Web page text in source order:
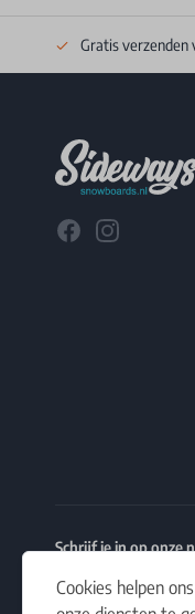
Cookies helpen
Gratis verzenden
FacebookInstagram
Schrijf je in op onze